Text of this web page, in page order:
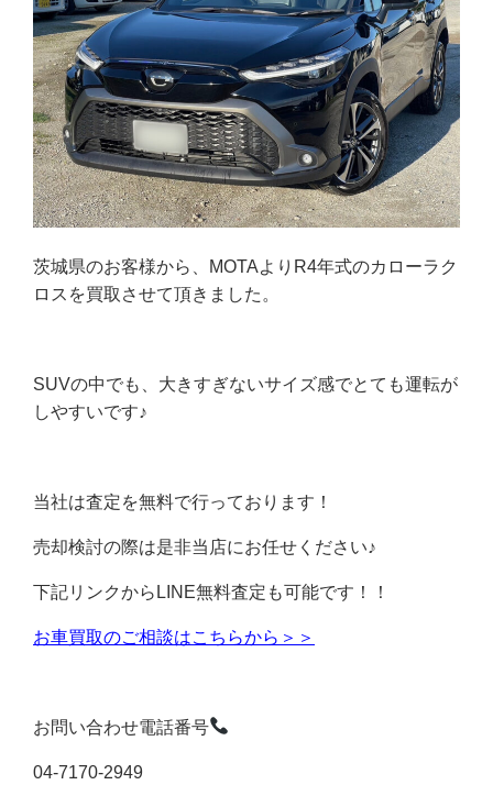
茨城県のお客様から、MOTAよりR4年式のカローラク
ロスを買取させて頂きました。
SUVの中でも、大きすぎないサイズ感でとても運転が
しやすいです♪
当社は査定を無料で行っております！
売却検討の際は是非当店にお任せください♪
下記リンクからLINE無料査定も可能です！！
お車買取のご相談はこちらから＞＞
お問い合わせ電話番号
04-7170-2949